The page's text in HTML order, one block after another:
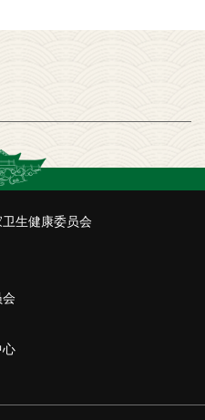
生健康委员会
会
心